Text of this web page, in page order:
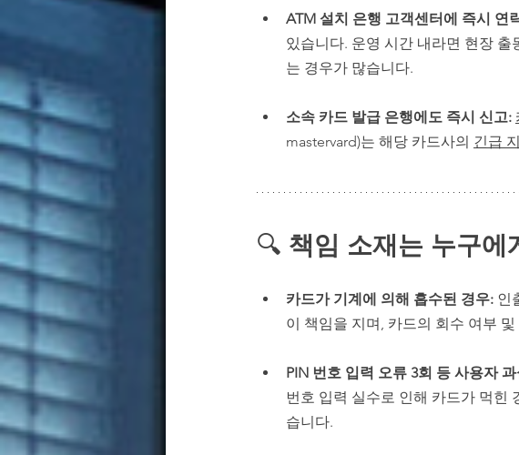
ATM 설치 은행 고객센터에 즉시 연
있습니다. 운영 시간 내라면 현장
는 경우가 많습니다.
소속 카드 발급 은행에도 즉시 신고:
mastervard)는 해당 카드사의 긴급
🔍 책임 소재는 누구에
카드가 기계에 의해 흡수된 경우: 인
이 책임을 지며, 카드의 회수 여부
PIN 번호 입력 오류 3회 등 사용자
번호 입력 실수로 인해 카드가 먹힌
습니다.